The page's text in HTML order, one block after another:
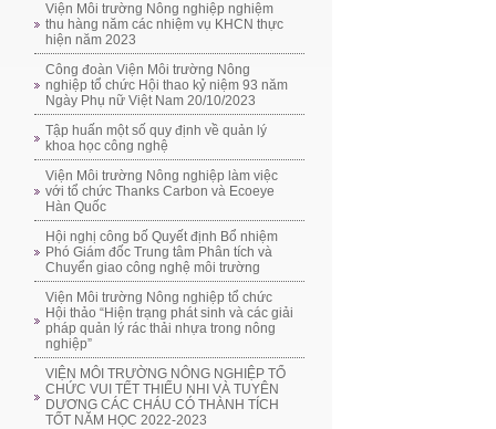
Viện Môi trường Nông nghiệp nghiệm
thu hàng năm các nhiệm vụ KHCN thực
hiện năm 2023
Công đoàn Viện Môi trường Nông
nghiệp tổ chức Hội thao kỷ niệm 93 năm
Ngày Phụ nữ Việt Nam 20/10/2023
Tập huấn một số quy định về quản lý
khoa học công nghệ
Viện Môi trường Nông nghiệp làm việc
với tổ chức Thanks Carbon và Ecoeye
Hàn Quốc
Hội nghị công bố Quyết định Bổ nhiệm
Phó Giám đốc Trung tâm Phân tích và
Chuyển giao công nghệ môi trường
Viện Môi trường Nông nghiệp tổ chức
Hội thảo “Hiện trạng phát sinh và các giải
pháp quản lý rác thải nhựa trong nông
nghiệp”
VIỆN MÔI TRƯỜNG NÔNG NGHIỆP TỔ
CHỨC VUI TẾT THIẾU NHI VÀ TUYÊN
DƯƠNG CÁC CHÁU CÓ THÀNH TÍCH
TỐT NĂM HỌC 2022-2023